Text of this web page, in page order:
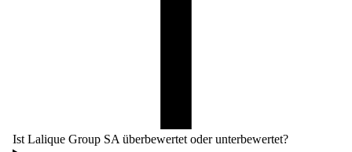
Ist Lalique Group SA überbewertet oder unterbewertet?